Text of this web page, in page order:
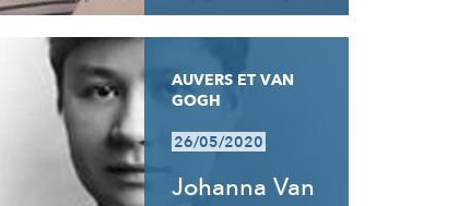
AUVERS ET VAN
GOGH
26/05/2020
Johanna Van